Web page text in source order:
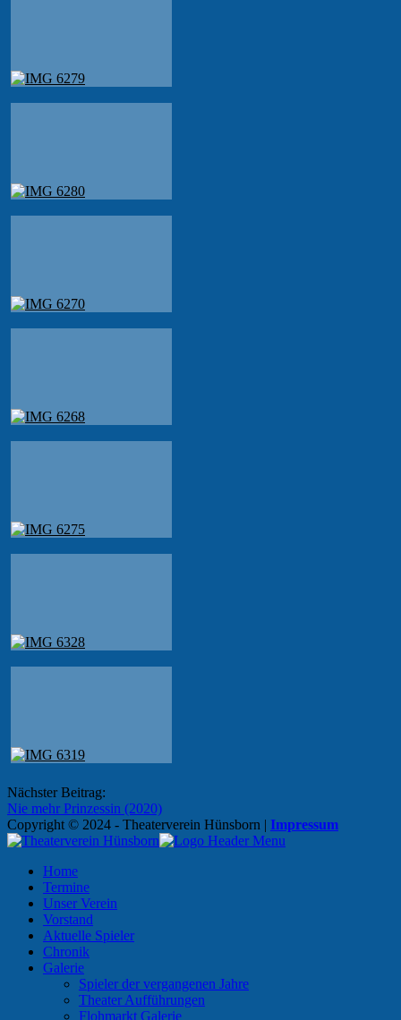
Beitragsnavigation
Nächster Beitrag:
Nie mehr Prinzessin (2020)
Copyright © 2024 - Theaterverein Hünsborn | Impressum
Home
Termine
Unser Verein
Vorstand
Aktuelle Spieler
Chronik
Galerie
Spieler der vergangenen Jahre
Theater Aufführungen
Flohmarkt Galerie